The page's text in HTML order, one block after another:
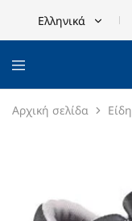
Ελληνικά
English
Αρχική σελίδα